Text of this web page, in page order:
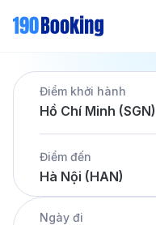
Trang chủ
Vé máy bay
Dịch vụ
Khách sạn
Tin tứcLiên hệ
Hotline
028 7303 6167
Điểm khởi hành
Hồ Chí Minh (SGN)
Điểm đến
Hà Nội (HAN)
Ngày đi